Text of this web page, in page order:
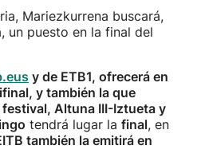
Mariezkurrena buscará,
un puesto en la final del
y de ETB1, ofrecerá en
y también la que
Altuna III-Iztueta y
tendrá lugar la final, en
también la emitirá en